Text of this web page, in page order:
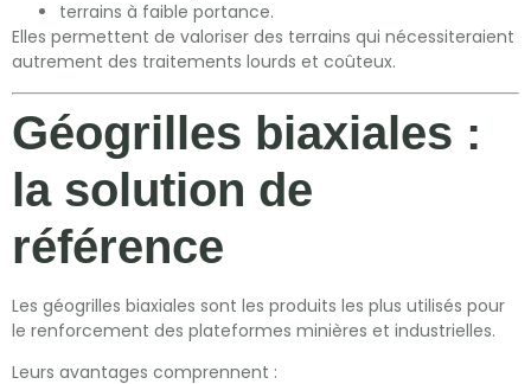
terrains à faible portance.
Elles permettent de valoriser des terrains qui nécessiteraient
autrement des traitements lourds et coûteux.
Géogrilles biaxiales :
la solution de
référence
Les géogrilles biaxiales sont les produits les plus utilisés pour
le renforcement des plateformes minières et industrielles.
Leurs avantages comprennent :